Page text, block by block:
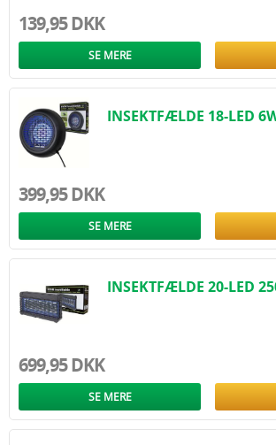
139,95 DKK
SE MERE
INSEKTFÆLDE 18-LED
399,95 DKK
SE MERE
INSEKTFÆLDE 20-LED
699,95 DKK
SE MERE